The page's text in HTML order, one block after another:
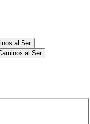
al Ser
al Ser